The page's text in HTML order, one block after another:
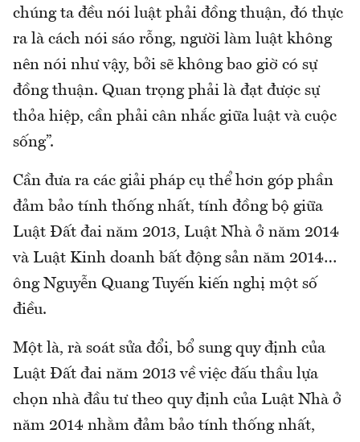
chúng ta đều nói luật phải đồng thuận, đó thực
ra là cách nói sáo rỗng, người làm luật không
nên nói như vậy, bởi sẽ không bao giờ có sự
đồng thuận. Quan trọng phải là đạt được sự
thỏa hiệp, cần phải cân nhắc giữa luật và cuộc
sống”.
Cần đưa ra các giải pháp cụ thể hơn góp phần
đảm bảo tính thống nhất, tính đồng bộ giữa
Luật Đất đai năm 2013, Luật Nhà ở năm 2014
và Luật Kinh doanh bất động sản năm 2014…
ông Nguyễn Quang Tuyến kiến nghị một số
điều.
Một là, rà soát sửa đổi, bổ sung quy định của
Luật Đất đai năm 2013 về việc đấu thầu lựa
chọn nhà đầu tư theo quy định của Luật Nhà ở
năm 2014 nhằm đảm bảo tính thống nhất,